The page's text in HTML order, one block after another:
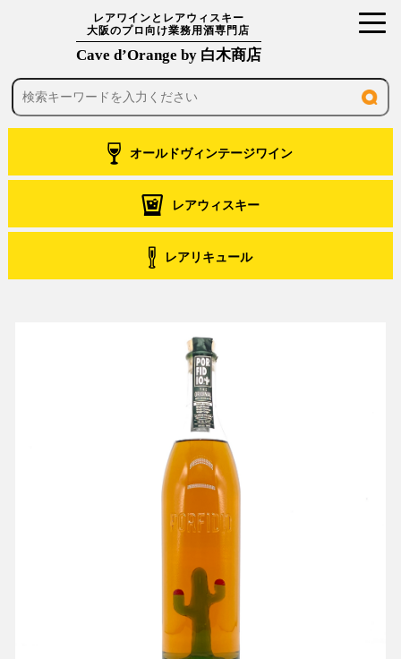
レアワインとレアウィスキー
大阪のプロ向け業務用酒専門店
Cave d’Orange by 白木商店
オールドヴィンテージワイン
レアウィスキー
レアリキュール